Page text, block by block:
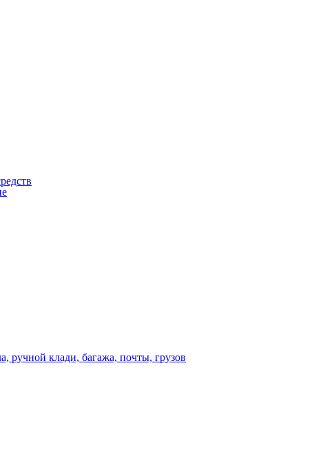
ручной клади, багажа, почты, грузов